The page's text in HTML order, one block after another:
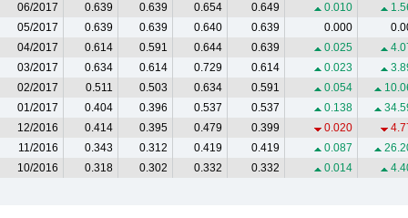
06/2017
0.639 0.639 0.654 0.649 0.010
05/2017
0.639 0.639 0.640 0.639 0.000
04/2017
0.614 0.591 0.644 0.639 0.025
03/2017
0.634 0.614 0.729 0.614 0.023
02/2017
0.511 0.503 0.634 0.591 0.054
01/2017
0.404 0.396 0.537 0.537 0.138
12/2016
0.414 0.395 0.479 0.399 0.020
11/2016
0.343 0.312 0.419 0.419 0.087
10/2016
0.318 0.302 0.332 0.332 0.014